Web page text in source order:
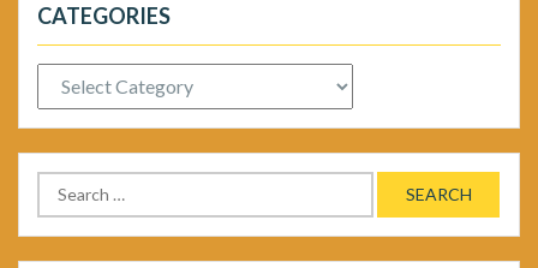
CATEGORIES
Categories
Search
for: